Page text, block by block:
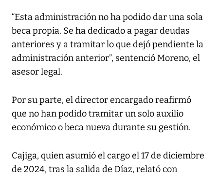
“Esta administración no ha podido dar una sola
beca propia. Se ha dedicado a pagar deudas
anteriores y a tramitar lo que dejó pendiente la
administración anterior”, sentenció Moreno, el
asesor legal.
Por su parte, el director encargado reafirmó
que no han podido tramitar un solo auxilio
económico o beca nueva durante su gestión.
Cajiga, quien asumió el cargo el 17 de diciembre
de 2024, tras la salida de Díaz, relató con